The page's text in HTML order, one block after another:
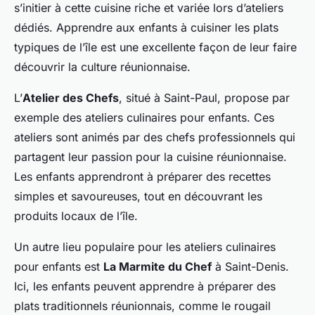
s’initier à cette cuisine riche et variée lors d’ateliers
dédiés. Apprendre aux enfants à cuisiner les plats
typiques de l’île est une excellente façon de leur faire
découvrir la culture réunionnaise.
L’Atelier des Chefs, situé à Saint-Paul, propose par
exemple des ateliers culinaires pour enfants. Ces
ateliers sont animés par des chefs professionnels qui
partagent leur passion pour la cuisine réunionnaise.
Les enfants apprendront à préparer des recettes
simples et savoureuses, tout en découvrant les
produits locaux de l’île.
Un autre lieu populaire pour les ateliers culinaires
pour enfants est La Marmite du Chefà Saint-Denis.
Ici, les enfants peuvent apprendre à préparer des
plats traditionnels réunionnais, comme le rougail